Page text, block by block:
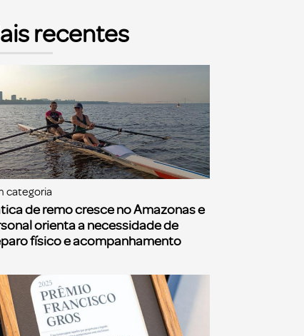
recentes
categoria
de remo cresce no Amazonas e
orienta a necessidade de
físico e acompanhamento